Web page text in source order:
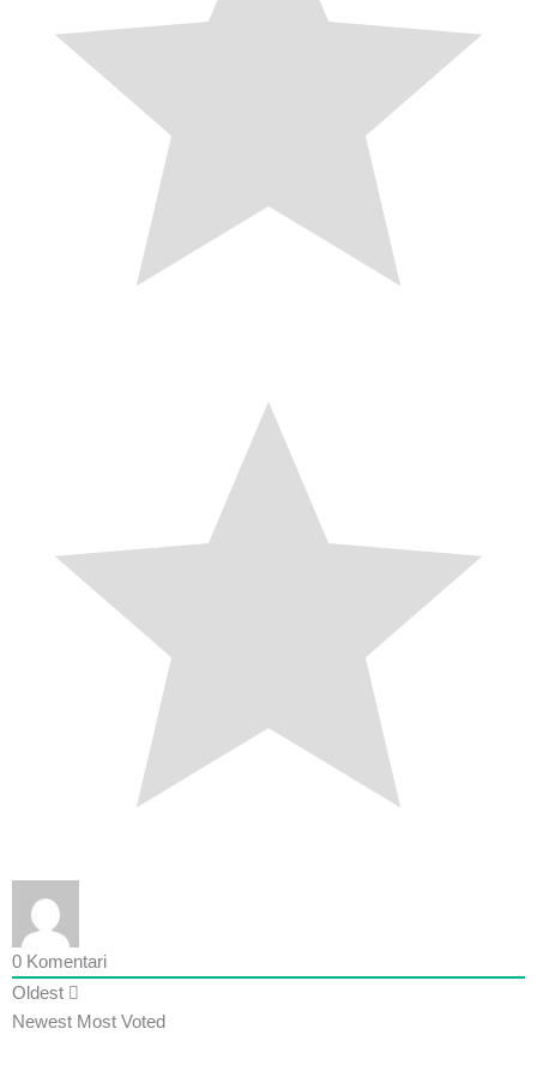
0 Komentari
Oldest
Newest Most Voted